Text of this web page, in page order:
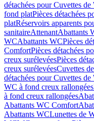
détachées pour Cuvettes
fond platPièces détachées
platRéservoirs apparents
sanitaireAttenantAbattants
WCAbattants WCPièces
ComfortPièces détachées
creux surélevéesPièces
creux surélevéesCuvettes
détachées pour Cuvettes
WC à fond creux rallongées
à fond creux rallongées
Abattants WC Comfort
Abattants WCLunettes de